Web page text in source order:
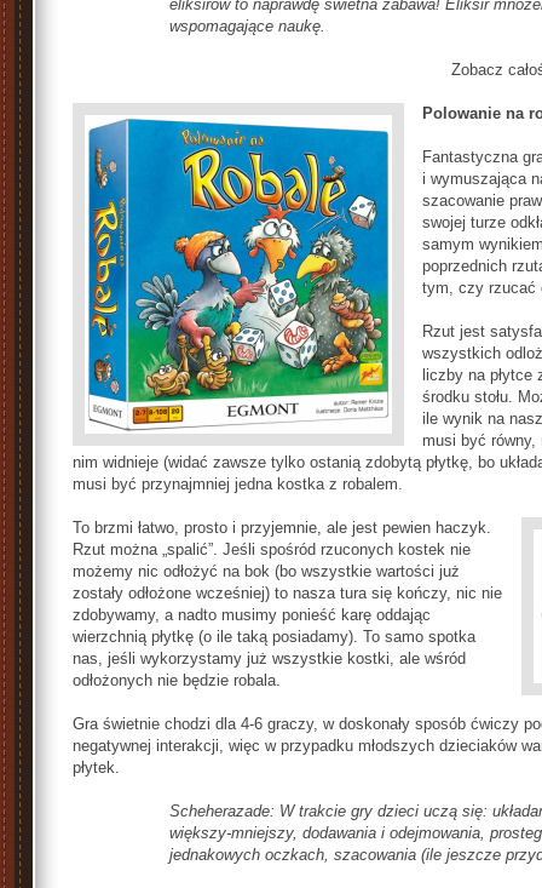
eliksirów to naprawdę świetna zabawa! Eliksir
wspomagające naukę.
Zobacz
Polowanie na
Fantastyczna
i wymuszająca
szacowanie
swojej turze
samym
poprzednich
tym, czy rzucać
Rzut jest
wszystkich
liczby na
środku stołu.
ile wynik na
musi być równy,
nim widnieje (widać zawsze tylko ostanią zdobytą płytkę, bo
musi być przynajmniej jedna kostka z robalem.
To brzmi łatwo, prosto i przyjemnie, ale jest pewien haczyk.
Rzut można „spalić”. Jeśli spośród rzuconych kostek nie
możemy nic odłożyć na bok (bo wszystkie wartości już
zostały odłożone wcześniej) to nasza tura się kończy, nic nie
zdobywamy, a nadto musimy ponieść karę oddając
wierzchnią płytkę (o ile taką posiadamy). To samo spotka
nas, jeśli wykorzystamy już wszystkie kostki, ale wśród
odłożonych nie będzie robala.
Gra świetnie chodzi dla 4-6 graczy, w doskonały sposób ćwiczy
negatywnej interakcji, więc w przypadku młodszych dzieciaków
płytek.
Scheherazade: W trakcie gry dzieci uczą się:
większy-mniejszy, dodawania i odejmowania,
jednakowych oczkach, szacowania (ile jeszcze